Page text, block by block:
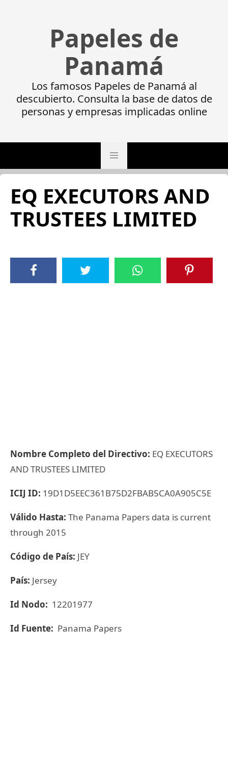
Papeles de
Panamá
Los famosos Papeles de Panamá al
descubierto. Consulta la base de datos de
personas y empresas implicadas online
EQ EXECUTORS AND
TRUSTEES LIMITED
Nombre Completo del Directivo: EQ EXECUTORS
AND TRUSTEES LIMITED
ICIJ ID: 19D1D5EEC361B75D2FBAB5CA0A905C5E
Válido Hasta: The Panama Papers data is current
through 2015
Código de País: JEY
País: Jersey
Id Nodo: 12201977
Id Fuente: Panama Papers